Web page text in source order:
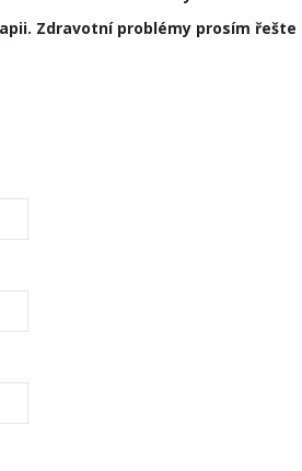
Zdravotní problémy prosím řešte